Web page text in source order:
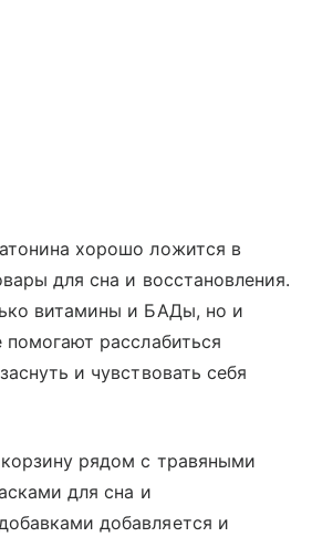
хорошо ложится в
для сна и восстановления.
витамины и БАДы, но и
расслабиться
и чувствовать себя
рядом с травяными
для сна и
добавляется и